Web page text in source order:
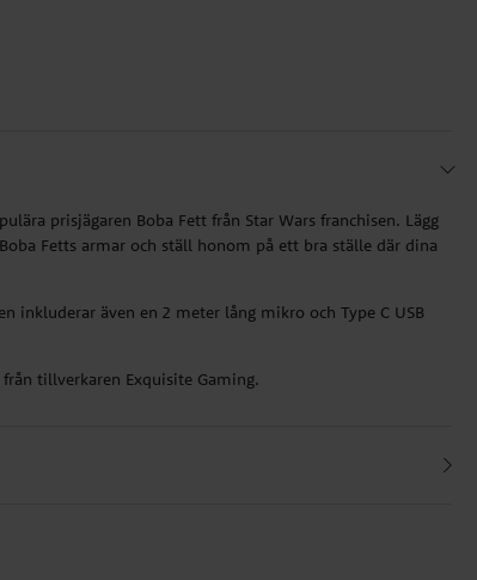
prisjägaren Boba Fett från Star Wars franchisen. Lägg
Fetts armar och ställ honom på ett bra ställe där dina
inkluderar även en 2 meter lång mikro och Type C USB
tillverkaren Exquisite Gaming.